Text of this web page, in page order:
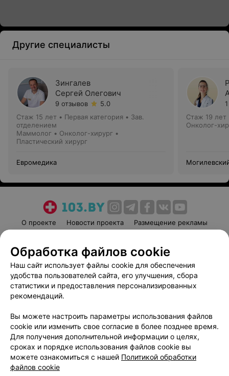
Другие специалисты
Зингалев
Сергей Олегович
9 отзывов
5.0
Стаж 15 лет • Первая категория • Зав.
отделением
Маммолог • Онколог-хирург •
Пластический хирург
Евромедика
Стаж 19 лет
Онколог-
О проекте Новости проекта
Размещение рекламы
Пользовательское соглашение
Способы оплаты
Вакансии
Партнеры
Написать руководителю 103.by
Обработка персональных данных
Обработка файлов cookie
Наш сайт использует файлы cookie для обеспечения
удобства пользователей сайта, его улучшения, сбора
статистики и предоставления персонализированных
рекомендаций.
Вы можете настроить параметры использования файлов
cookie или изменить свое согласие в более позднее время.
Для получения дополнительной информации о целях,
сроках и порядке использования файлов cookie вы
можете ознакомиться с нашей Политикой обработки
файлов cookie